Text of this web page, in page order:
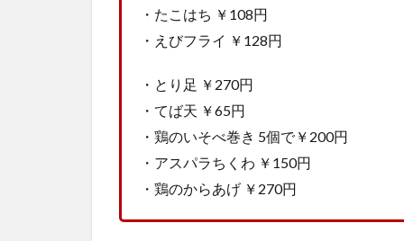
・たこはち ￥108円
・えびフライ ￥128円
・とり足 ￥270円
・てば天 ￥65円
・鶏のいそべ巻き 5個で￥200円
・アスパラちくわ ￥150円
・鶏のからあげ ￥270円